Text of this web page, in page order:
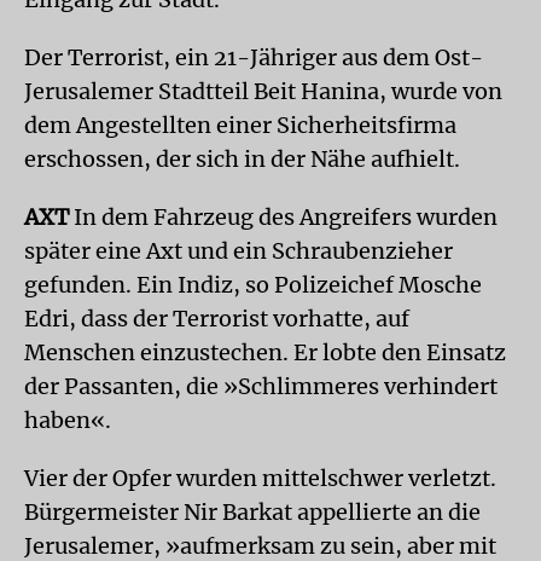
Der Terrorist, ein 21-Jähriger aus dem Ost-
Jerusalemer Stadtteil Beit Hanina, wurde von
dem Angestellten einer Sicherheitsfirma
erschossen, der sich in der Nähe aufhielt.
AXTIn dem Fahrzeug des Angreifers wurden
später eine Axt und ein Schraubenzieher
gefunden. Ein Indiz, so Polizeichef Mosche
Edri, dass der Terrorist vorhatte, auf
Menschen einzustechen. Er lobte den Einsatz
der Passanten, die »Schlimmeres verhindert
haben«.
Vier der Opfer wurden mittelschwer verletzt.
Bürgermeister Nir Barkat appellierte an die
Jerusalemer, »aufmerksam zu sein, aber mit